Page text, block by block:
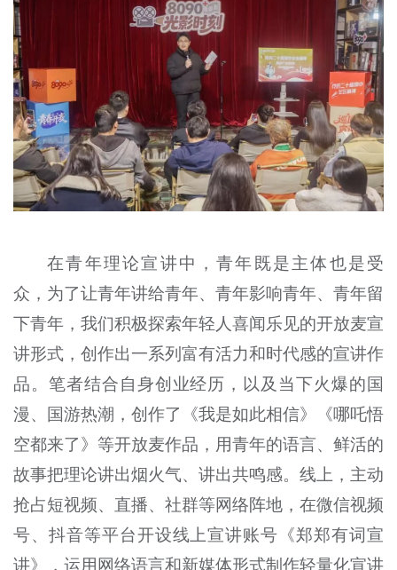
在青年理论宣讲中，青年既是主体也是受
众，为了让青年讲给青年、青年影响青年、青年留
下青年，我们积极探索年轻人喜闻乐见的开放麦宣
讲形式，创作出一系列富有活力和时代感的宣讲作
品。笔者结合自身创业经历，以及当下火爆的国
漫、国游热潮，创作了《我是如此相信》《哪吒悟
空都来了》等开放麦作品，用青年的语言、鲜活的
故事把理论讲出烟火气、讲出共鸣感。线上，主动
抢占短视频、直播、社群等网络阵地，在微信视频
号、抖音等平台开设线上宣讲账号《郑郑有词宣
讲》，运用网络语言和新媒体形式制作轻量化宣讲